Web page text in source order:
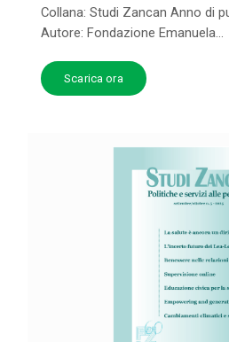
Collana: Studi Zancan Anno di
Autore: Fondazione Emanuela...
Scarica ora